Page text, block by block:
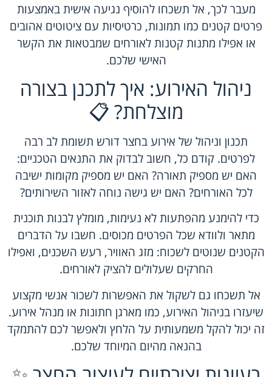
מעבר לכך, אל תשכחו להוסיף נגיעה אישית באמצעות
פרטים קטנים כמו תמונות, כרטיסיות עם ציטוטים אהובים
או אפילו מתנות קטנות לאורחים שמבטאות את הקשר
האישי שלכם.
ניהול האירוע: איך לתכנן בצורה
מוצלחת? 📋
תכנון וניהול של אירוע בחצר דורש תשומת לב רבה
לפרטים. קודם כל, חשוב לבדוק את התנאים הטכניים:
האם יש מספיק תאורה? האם יש מספיק מקומות ישיבה
לכל האורחים? האם יש גישה נוחה לאזור השירותים?
כדי להימנע מהפתעות לא נעימות, מומלץ לבנות תוכנית
מתאר ולוודא שכל הפרטים מכוסים. חשבו על הדברים
הקטנים שנוטים לשכוח: מזג האוויר, רעש השכנים, ואפילו
החרקים שעלולים להציק לאורחים.
אל תשכחו גם לשקול את האפשרות לשכור אנשי מקצוע
שיעזרו בניהול האירוע, כמו מארגן חתונות או מנהל אירוע.
זה יכול להקל משמעותית על הלחץ ולאפשר לכם להתמקד
בהנאה מהיום המיוחד שלכם.